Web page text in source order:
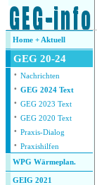
Home + Aktuell
GEG 20-24
· Nachrichten
· GEG 2024 Text
· GEG 2023 Text
· GEG 2020 Text
· Praxis-Dialog
· Praxishilfen
WPG Wärmeplan.
GEIG 2021